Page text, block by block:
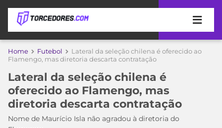
APOSTAS
DE
APOSTA
MELHORES
COPA
DO
MUNDO
Home Futebol
Lateral da seleção chilena é oferecido ao
Flamengo, mas diretoria descarta contratação
Lateral da seleção chilena é
oferecido ao Flamengo, mas
diretoria descarta contratação
Nome de Maurício Isla não agradou à diretoria do